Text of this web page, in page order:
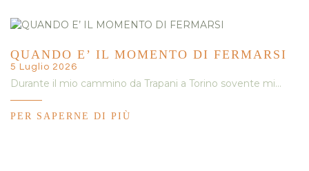
QUANDO E’ IL MOMENTO DI FERMARSI
5 Luglio 2026
Durante il mio cammino da Trapani a Torino sovente mi…
PER SAPERNE DI PIÙ